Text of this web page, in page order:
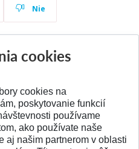
Nie
NA VRCH
cookies
cookies na
poskytovanie funkcií
používame
ako používate naše
aj našim partnerom v oblasti